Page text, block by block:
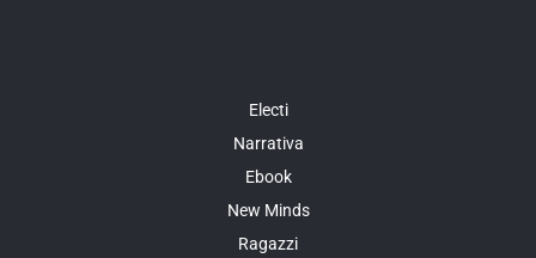
Electi
Narrativa
Ebook
New Minds
Ragazzi